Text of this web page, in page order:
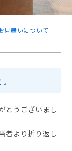
見舞いについて
とうございまし
者より折り返し